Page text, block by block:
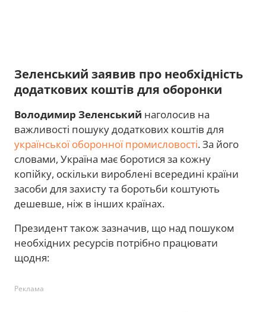
Зеленський заявив про необхідність
додаткових коштів для оборонки
Володимир Зеленський наголосив на
важливості пошуку додаткових коштів для
української оборонної промисловості. За його
словами, Україна має боротися за кожну
копійку, оскільки вироблені всередині країни
засоби для захисту та боротьби коштують
дешевше, ніж в інших країнах.
Президент також зазначив, що над пошуком
необхідних ресурсів потрібно працювати
щодня:
Реклама